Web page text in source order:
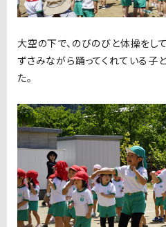
大空の下で、のびのびと体操をし
ずさみながら踊ってくれている子
た。